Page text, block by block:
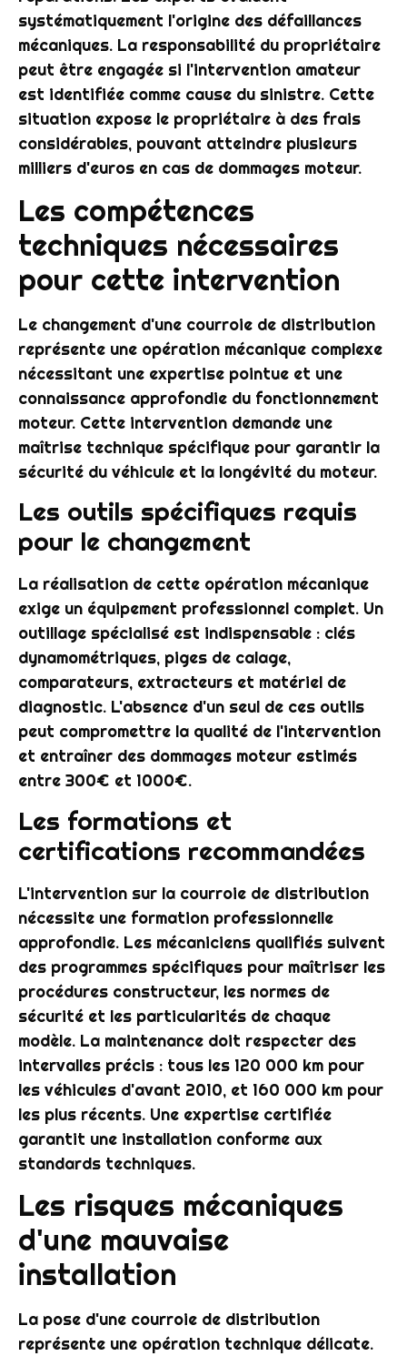
systématiquement l'origine des défaillances
mécaniques. La responsabilité du propriétaire
peut être engagée si l'intervention amateur
est identifiée comme cause du sinistre. Cette
situation expose le propriétaire à des frais
considérables, pouvant atteindre plusieurs
milliers d'euros en cas de dommages moteur.
Les compétences
techniques nécessaires
pour cette intervention
Le changement d'une courroie de distribution
représente une opération mécanique complexe
nécessitant une expertise pointue et une
connaissance approfondie du fonctionnement
moteur. Cette intervention demande une
maîtrise technique spécifique pour garantir la
sécurité du véhicule et la longévité du moteur.
Les outils spécifiques requis
pour le changement
La réalisation de cette opération mécanique
exige un équipement professionnel complet. Un
outillage spécialisé est indispensable : clés
dynamométriques, piges de calage,
comparateurs, extracteurs et matériel de
diagnostic. L'absence d'un seul de ces outils
peut compromettre la qualité de l'intervention
et entraîner des dommages moteur estimés
entre 300€ et 1000€.
Les formations et
certifications recommandées
L'intervention sur la courroie de distribution
nécessite une formation professionnelle
approfondie. Les mécaniciens qualifiés suivent
des programmes spécifiques pour maîtriser les
procédures constructeur, les normes de
sécurité et les particularités de chaque
modèle. La maintenance doit respecter des
intervalles précis : tous les 120 000 km pour
les véhicules d'avant 2010, et 160 000 km pour
les plus récents. Une expertise certifiée
garantit une installation conforme aux
standards techniques.
Les risques mécaniques
d'une mauvaise
installation
La pose d'une courroie de distribution
représente une opération technique délicate.